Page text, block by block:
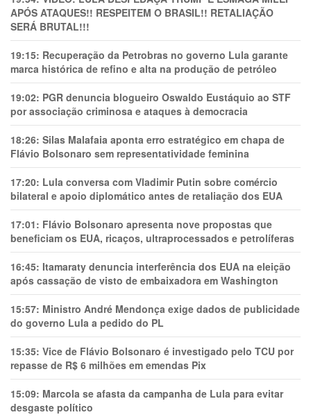
APÓS ATAQUES!! RESPEITEM O BRASIL!! RETALIAÇÃO
SERÁ BRUTAL!!!
19:15: Recuperação da Petrobras no governo Lula garante
marca histórica de refino e alta na produção de petróleo
19:02: PGR denuncia blogueiro Oswaldo Eustáquio ao STF
por associação criminosa e ataques à democracia
18:26: Silas Malafaia aponta erro estratégico em chapa de
Flávio Bolsonaro sem representatividade feminina
17:20: Lula conversa com Vladimir Putin sobre comércio
bilateral e apoio diplomático antes de retaliação dos EUA
17:01: Flávio Bolsonaro apresenta nove propostas que
beneficiam os EUA, ricaços, ultraprocessados e petrolíferas
16:45: Itamaraty denuncia interferência dos EUA na eleição
após cassação de visto de embaixadora em Washington
15:57: Ministro André Mendonça exige dados de publicidade
do governo Lula a pedido do PL
15:35: Vice de Flávio Bolsonaro é investigado pelo TCU por
repasse de R$ 6 milhões em emendas Pix
15:09: Marcola se afasta da campanha de Lula para evitar
desgaste político